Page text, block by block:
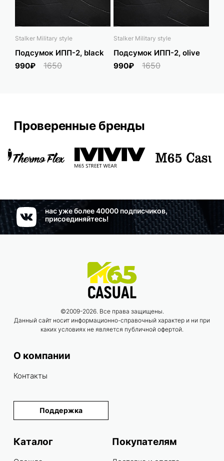
Stalker Military style
Подсумок ИПП-2, black
990₽
1650
Stalker Military style
Подсумок ИПП-2, olive
990₽
1650
Проверенные бренды
нас уже более 40000 подписчиков,
присоединяйтесь!
©2009-2026. Все права защищены.
Данный сайт носит информационно-справочный характер и ни при
каких условиях не является публичной офертой.
О компании
Контакты
Поддержка
Каталог Покупателям